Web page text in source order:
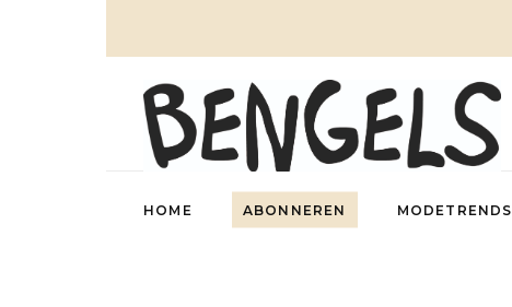
HOME ABONNEREN MODETRENDS